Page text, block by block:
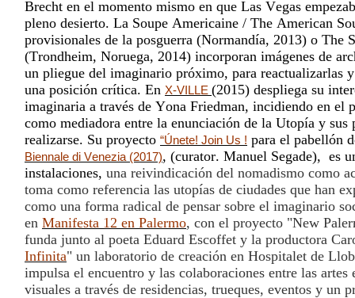
Brecht en el momento mismo en que Las Vegas
pleno desierto. La Soupe Americaine / The American
provisionales de la posguerra (Normandía, 2013) o The
(Trondheim, Noruega, 2014) incorporan imágenes de
un pliegue del imaginario próximo, para reactualizarlas
una posición crítica. En X-VILLE (2015) despliega su
imaginaria a través de Yona Friedman, incidiendo en el
como mediadora entre la enunciación de la Utopía y sus
realizarse. Su proyecto “Únete! Join Us ! para el pabellón
Biennale di Venezia (2017), (curator. Manuel Segade), es
instalaciones, una reivindicación del nomadismo como
toma como referencia las utopías de ciudades que han
como una forma radical de pensar sobre el imaginario
en Manifesta 12 en Palermo, con el proyecto "New
funda junto al poeta Eduard Escoffet y la productora
Infinita" un laboratorio de creación en Hospitalet de
impulsa el encuentro y las colaboraciones entre las
visuales a través de residencias, trueques, eventos y un